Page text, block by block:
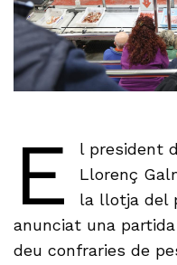
E
l president
Llorenç
la llotja del
anunciat una
deu confraries de